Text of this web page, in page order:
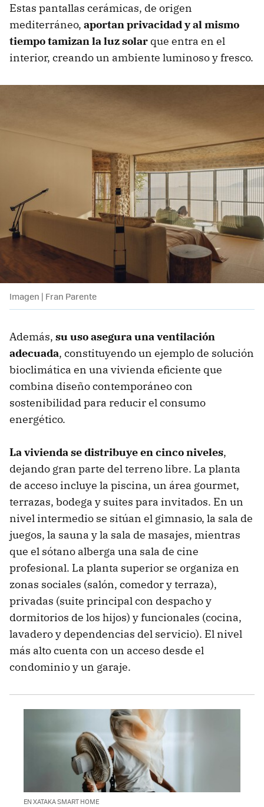
Estas pantallas cerámicas, de origen
mediterráneo, aportan privacidad y al mismo
tiempo tamizan la luz solar que entra en el
interior, creando un ambiente luminoso y fresco.
Imagen | Fran Parente
Además, su uso asegura una ventilación
adecuada, constituyendo un ejemplo de solución
bioclimática en una vivienda eficiente que
combina diseño contemporáneo con
sostenibilidad para reducir el consumo
energético.
La vivienda se distribuye en cinco niveles,
dejando gran parte del terreno libre. La planta
de acceso incluye la piscina, un área gourmet,
terrazas, bodega y suites para invitados. En un
nivel intermedio se sitúan el gimnasio, la sala de
juegos, la sauna y la sala de masajes, mientras
que el sótano alberga una sala de cine
profesional. La planta superior se organiza en
zonas sociales (salón, comedor y terraza),
privadas (suite principal con despacho y
dormitorios de los hijos) y funcionales (cocina,
lavadero y dependencias del servicio). El nivel
más alto cuenta con un acceso desde el
condominio y un garaje.
EN XATAKA SMART HOME